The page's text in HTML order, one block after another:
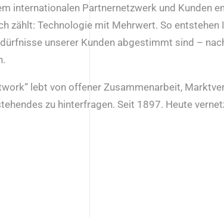
internationalen Partnernetzwerk und Kunden
zählt: Technologie mit Mehrwert. So entstehen
unserer Kunden abgestimmt sind –
lebt von offener Zusammenarbeit,
zu hinterfragen. Seit 1897. Heute